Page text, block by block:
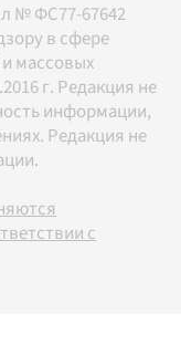
№ ФС77-67642
в сфере
массовых
г. Редакция не
информации,
Редакция не
с